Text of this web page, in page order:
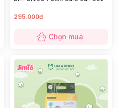
295.000đ
Chọn mua